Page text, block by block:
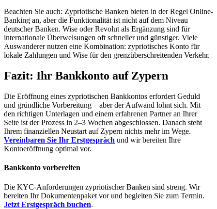
Beachten Sie auch: Zypriotische Banken bieten in der Regel Online-
Banking an, aber die Funktionalität ist nicht auf dem Niveau
deutscher Banken. Wise oder Revolut als Ergänzung sind für
internationale Überweisungen oft schneller und günstiger. Viele
Auswanderer nutzen eine Kombination: zypriotisches Konto für
lokale Zahlungen und Wise für den grenzüberschreitenden Verkehr.
Fazit: Ihr Bankkonto auf Zypern
Die Eröffnung eines zypriotischen Bankkontos erfordert Geduld
und gründliche Vorbereitung – aber der Aufwand lohnt sich. Mit
den richtigen Unterlagen und einem erfahrenen Partner an Ihrer
Seite ist der Prozess in 2–3 Wochen abgeschlossen. Danach steht
Ihrem finanziellen Neustart auf Zypern nichts mehr im Wege.
Vereinbaren Sie Ihr Erstgespräch und wir bereiten Ihre
Kontoeröffnung optimal vor.
Bankkonto vorbereiten
Die KYC-Anforderungen zypriotischer Banken sind streng. Wir
bereiten Ihr Dokumentenpaket vor und begleiten Sie zum Termin.
Jetzt Erstgespräch buchen.